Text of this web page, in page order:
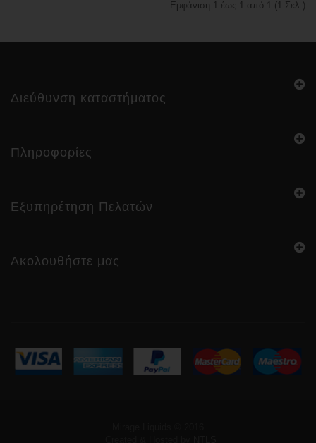
Εμφάνιση 1 έως 1 από 1 (1 Σελ.)
Διεύθυνση καταστήματος
Πληροφορίες
Εξυπηρέτηση Πελατών
Ακολουθήστε μας